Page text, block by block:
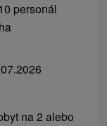
personál
na 2 alebo